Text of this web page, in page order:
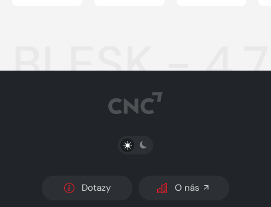
BLESK -
PŘEPNOUT SVĚTLÝ/TMAVÝ REŽIM
Dotazy O nás